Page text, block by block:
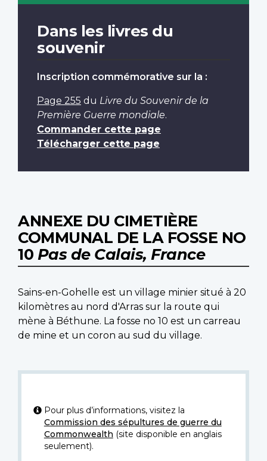
Dans les livres du
souvenir
Inscription commémorative sur la :
Page 255 du Livre du Souvenir de la
Première Guerre mondiale.
Commander cette page
Télécharger cette page
ANNEXE DU CIMETIÈRE
COMMUNAL DE LA FOSSE NO
10 Pas de Calais, France
Sains-en-Gohelle est un village minier situé à 20
kilomètres au nord d'Arras sur la route qui
mène à Béthune. La fosse no 10 est un carreau
de mine et un coron au sud du village.
Pour plus d’informations, visitez la
Commission des sépultures de guerre du
Commonwealth (site disponible en anglais
seulement).